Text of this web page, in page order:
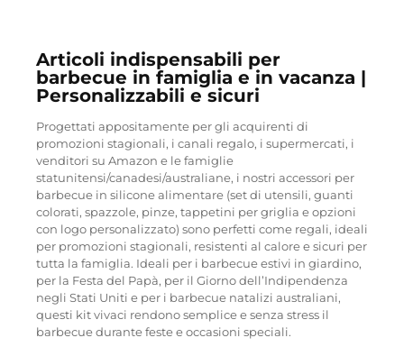
Articoli indispensabili per
barbecue in famiglia e in vacanza |
Personalizzabili e sicuri
Progettati appositamente per gli acquirenti di
promozioni stagionali, i canali regalo, i supermercati, i
venditori su Amazon e le famiglie
statunitensi/canadesi/australiane, i nostri accessori per
barbecue in silicone alimentare (set di utensili, guanti
colorati, spazzole, pinze, tappetini per griglia e opzioni
con logo personalizzato) sono perfetti come regali, ideali
per promozioni stagionali, resistenti al calore e sicuri per
tutta la famiglia. Ideali per i barbecue estivi in giardino,
per la Festa del Papà, per il Giorno dell’Indipendenza
negli Stati Uniti e per i barbecue natalizi australiani,
questi kit vivaci rendono semplice e senza stress il
barbecue durante feste e occasioni speciali.